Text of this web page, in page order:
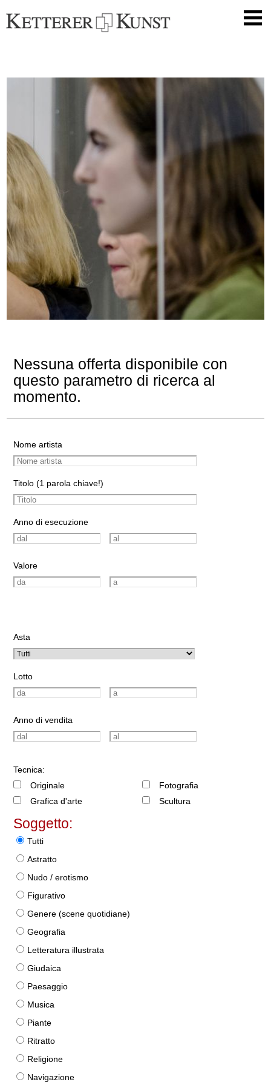
Nessuna offerta disponibile con
questo parametro di ricerca al
momento.
Nome artista
Titolo (1 parola chiave!)
Anno di esecuzione
Valore
Asta
Lotto
Anno di vendita
Tecnica:
Originale
Grafica d'arte
Fotografia
Scultura
Soggetto:
Tutti
Astratto
Nudo / erotismo
Figurativo
Genere (scene quotidiane)
Geografia
Letteratura illustrata
Giudaica
Paesaggio
Musica
Piante
Ritratto
Religione
Navigazione